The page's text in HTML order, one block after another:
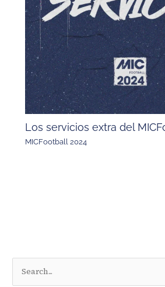
Los servicios extra del
MICFootball 2024